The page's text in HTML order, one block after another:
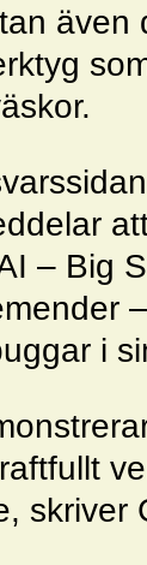
även
– Big
i
skriver